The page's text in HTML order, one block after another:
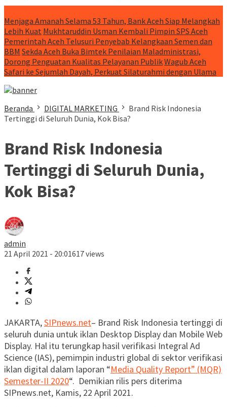
Menjaga Amanah Selama 53 Tahun, Bank Aceh Siap Melangkah
Lebih Kuat Mukhtaruddin Usman Kembali Pimpin SPS Aceh
Pemerintah Aceh Telusuri Penyebab Kelangkaan Semen dan
BBM Sekda Aceh Buka Bimtek Penilaian Maladministrasi,
Dorong Penguatan Kualitas Pelayanan PublikWagub Aceh
Safari ke Sejumlah Dayah, Perkuat Silaturahmi dengan Ulama
Beranda DIGITAL MARKETING
Brand Risk Indonesia
Tertinggi di Seluruh Dunia, Kok Bisa?
Brand Risk Indonesia
Tertinggi di Seluruh Dunia,
Kok Bisa?
admin
21 April 2021 - 20:01617 views
JAKARTA,SIPnews.net– Brand Risk Indonesia tertinggi di
seluruh dunia untuk iklan Desktop Display dan Mobile Web
Display. Hal itu terungkap hasil verifikasi Integral Ad
Science (IAS), pemimpin industri global di sektor verifikasi
iklan digital dalam laporan “Media Quality Report” (MQR)
Semester-II 2020“. Demikian rilis pers diterima
SIPnews.net, Kamis, 22 April 2021.